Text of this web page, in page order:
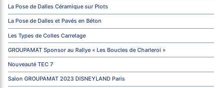
La Pose de Dalles Céramique sur Plots
La Pose de Dalles et Pavés en Béton
Les Types de Colles Carrelage
GROUPAMAT Sponsor au Rallye « Les Boucles de Charleroi »
Nouveauté TEC 7
Salon GROUPAMAT 2023 DISNEYLAND Paris